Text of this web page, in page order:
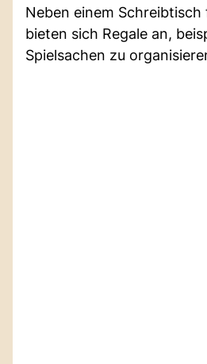
Neben einem Schreibtisch
bieten sich Regale an,
Spielsachen zu